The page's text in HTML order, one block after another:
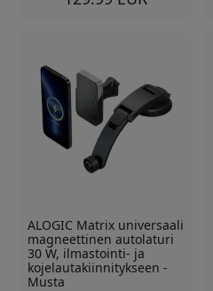
ALOGIC Matrix universaali
magneettinen autolaturi
30 W, ilmastointi- ja
kojelautakiinnitykseen -
Musta